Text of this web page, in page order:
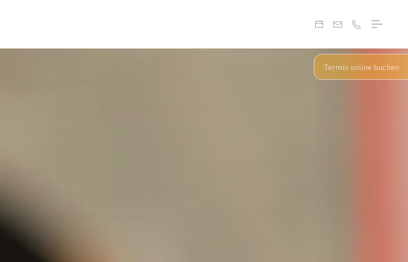
Termin online buchen